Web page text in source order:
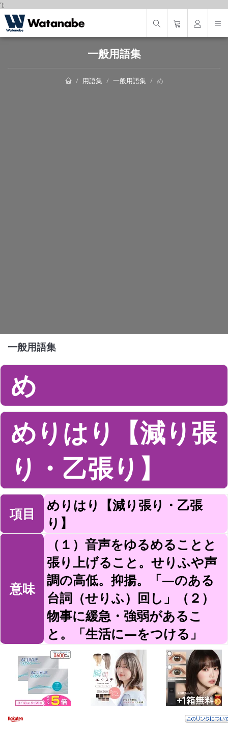
');
一般用語集
用語集 一般用語集 め
一般用語集
め
めりはり【減り張
り・乙張り】
項目
めりはり【減り張り・乙張
り】
意味
（１）音声をゆるめることと
張り上げること。せりふや声
調の高低。抑揚。「—のある
台詞（せりふ）回し」（２）
物事に緩急・強弱があるこ
と。「生活に—をつける」